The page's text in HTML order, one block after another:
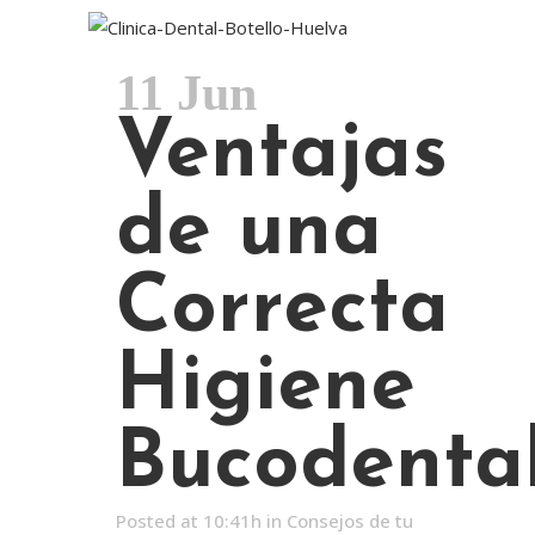
11 Jun
Ventajas
de una
Correcta
Higiene
Posted at 10:41h in Consejos de tu